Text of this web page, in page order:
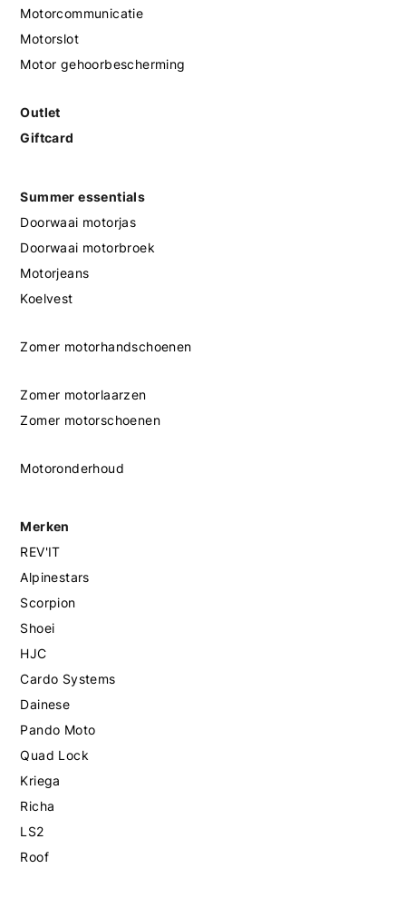
Motorcommunicatie
Motorslot
Motor gehoorbescherming
Outlet
Giftcard
Summer essentials
Doorwaai motorjas
Doorwaai motorbroek
Motorjeans
Koelvest
Zomer motorhandschoenen
Zomer motorlaarzen
Zomer motorschoenen
Motoronderhoud
Merken
REV'IT
Alpinestars
Scorpion
Shoei
HJC
Cardo Systems
Dainese
Pando Moto
Quad Lock
Kriega
Richa
LS2
Roof